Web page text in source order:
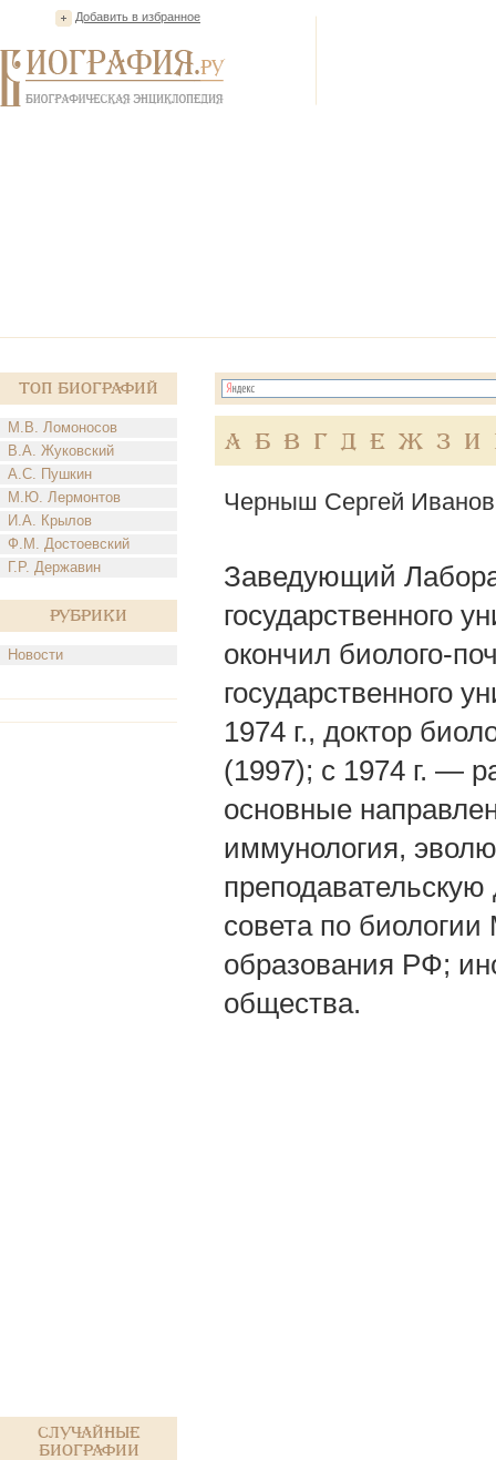
Добавить в избранное
Топ Биографий
М.В. Ломоносов
В.А. Жуковский
А.С. Пушкин
М.Ю. Лермонтов
И.А. Крылов
Ф.М. Достоевский
Г.Р. Державин
Рубрики
Новости
Случайные
биографии
А Б В Г Д Е Ж З И
Черныш Сергей
Заведующий
государственного
окончил биолого-
государственного
1974 г., доктор
(1997); с 1974 г. —
основные
иммунология,
преподавательскую
совета по
образования РФ;
общества.